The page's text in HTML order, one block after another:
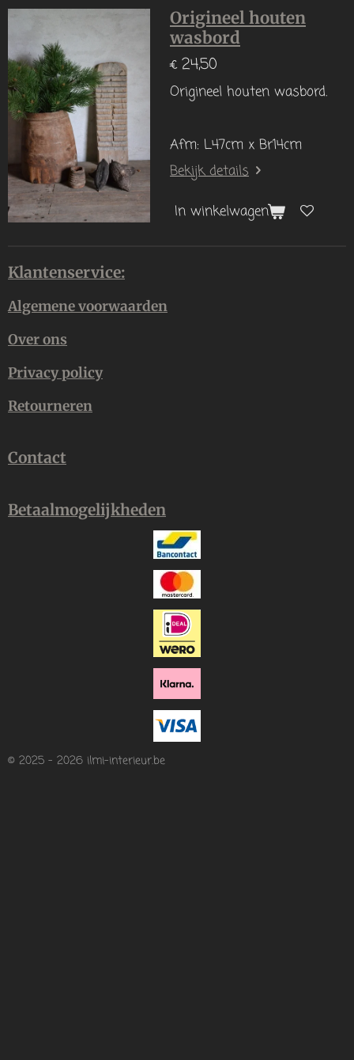
Origineel houten
wasbord
€ 24,50
Origineel houten wasbord.
Afm: L47cm x Br14cm
Bekijk details
In winkelwagen
Klantenservice:
Algemene voorwaarden
Over ons
Privacy policy
Retourneren
Contact
Betaalmogelijkheden
© 2025 - 2026 ilmi-interieur.be